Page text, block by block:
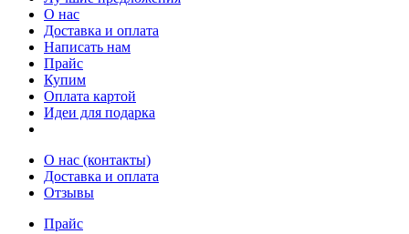
О нас
Доставка и оплата
Написать нам
Прайс
Купим
Оплата картой
Идеи для подарка
О нас (контакты)
Доставка и оплата
Отзывы
Прайс